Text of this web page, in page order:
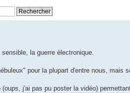
la guerre électronique.
pour la plupart d'entre nous, mais
j'ai pas pu poster la vidéo)